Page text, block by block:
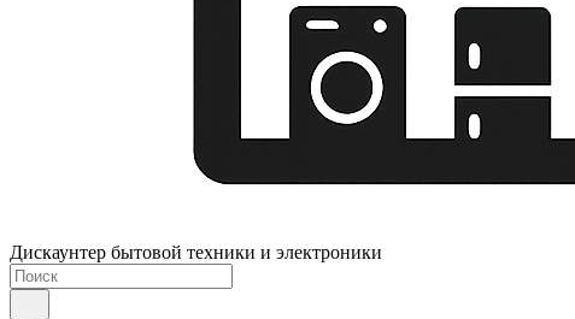
Дискаунтер бытовой техники и электроники